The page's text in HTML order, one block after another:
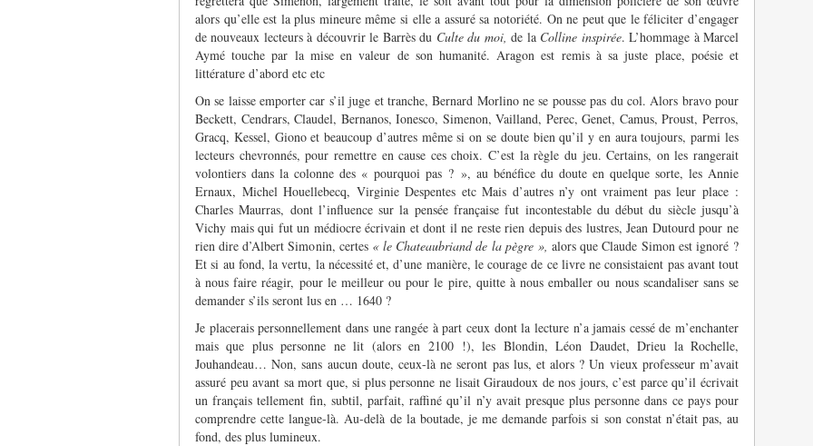
alors qu’elle est la plus mineure même si elle a assuré sa notoriété. On ne peut que le féliciter d’engager
de nouveaux lecteurs à découvrir le Barrès du Culte du moi, de la Colline inspirée. L’hommage à Marcel
Aymé touche par la mise en valeur de son humanité. Aragon est remis à sa juste place, poésie et
littérature d’abord etc etc
On se laisse emporter car s’il juge et tranche, Bernard Morlino ne se pousse pas du col. Alors bravo pour
Beckett, Cendrars, Claudel, Bernanos, Ionesco, Simenon, Vailland, Perec, Genet, Camus, Proust, Perros,
Gracq, Kessel, Giono et beaucoup d’autres même si on se doute bien qu’il y en aura toujours, parmi les
lecteurs chevronnés, pour remettre en cause ces choix. C’est la règle du jeu. Certains, on les rangerait
volontiers dans la colonne des « pourquoi pas ? », au bénéfice du doute en quelque sorte, les Annie
Ernaux, Michel Houellebecq, Virginie Despentes etc Mais d’autres n’y ont vraiment pas leur place :
Charles Maurras, dont l’influence sur la pensée française fut incontestable du début du siècle jusqu’à
Vichy mais qui fut un médiocre écrivain et dont il ne reste rien depuis des lustres, Jean Dutourd pour ne
rien dire d’Albert Simonin, certes « le Chateaubriand de la pègre », alors que Claude Simon est ignoré ?
Et si au fond, la vertu, la nécessité et, d’une manière, le courage de ce livre ne consistaient pas avant tout
à nous faire réagir, pour le meilleur ou pour le pire, quitte à nous emballer ou nous scandaliser sans se
demander s’ils seront lus en … 1640 ?
Je placerais personnellement dans une rangée à part ceux dont la lecture n’a jamais cessé de m’enchanter
mais que plus personne ne lit (alors en 2100 !), les Blondin, Léon Daudet, Drieu la Rochelle,
Jouhandeau… Non, sans aucun doute, ceux-là ne seront pas lus, et alors ? Un vieux professeur m’avait
assuré peu avant sa mort que, si plus personne ne lisait Giraudoux de nos jours, c’est parce qu’il écrivait
un français tellement fin, subtil, parfait, raffiné qu’il n’y avait presque plus personne dans ce pays pour
comprendre cette langue-là. Au-delà de la boutade, je me demande parfois si son constat n’était pas, au
fond, des plus lumineux.